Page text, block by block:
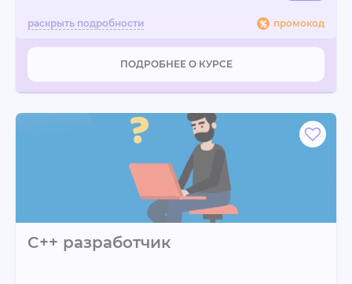
промокод
ПОДРОБНЕЕ О КУРСЕ
C++ разработчик